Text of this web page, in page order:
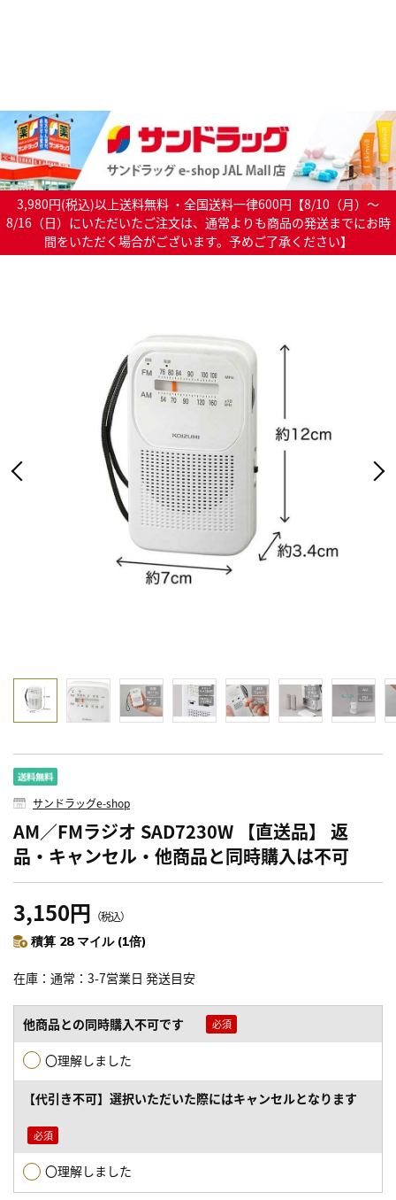
3,980円(税込)以上送料無料 ・全国送料一律600円【8/10（月）～
8/16（日）にいただいたご注文は、通常よりも商品の発送までにお時
間をいただく場合がございます。予めご了承ください】
サンドラッグe-shop
AM／FMラジオ SAD7230W 【直送品】 返
品・キャンセル・他商品と同時購入は不可
3,150円 （税込）
積算 28 マイル (1倍)
在庫 通常：3-7営業日 発送目安
他商品との同時購入不可です
〇理解しました
【代引き不可】選択いただいた際にはキャンセルとなります
〇理解しました